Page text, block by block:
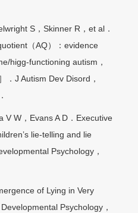
S，Skinner R，et al．
（AQ）：evidence
higg-functioning autism，
．J Autism Dev Disord，
V W，Evans A D．Executive
lie-telling and lie
Psychology，
of Lying in Very
Psychology，